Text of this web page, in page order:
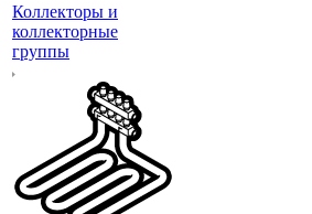
Коллекторы и
коллекторные
группы